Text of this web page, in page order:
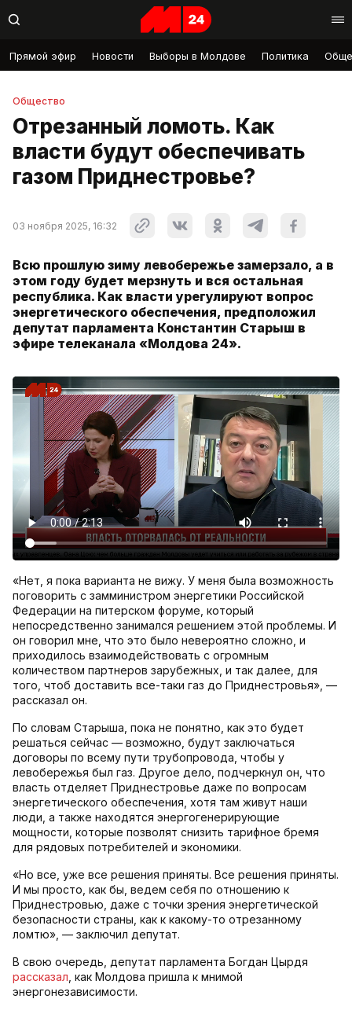
Прямой эфир Новости Выборы в Молдове Политика
Общество
Отрезанный ломоть. Как
власти будут обеспечивать
газом Приднестровье?
03 ноября 2025, 16:32
Всю прошлую зиму левобережье замерзало, а в
этом году будет мерзнуть и вся остальная
республика. Как власти урегулируют вопрос
энергетического обеспечения, предположил
депутат парламента Константин Старыш в
эфире телеканала «Молдова 24».
«Нет, я пока варианта не вижу. У меня была возможность
поговорить с замминистром энергетики Российской
Федерации на питерском форуме, который
непосредственно занимался решением этой проблемы. И
он говорил мне, что это было невероятно сложно, и
приходилось взаимодействовать с огромным
количеством партнеров зарубежных, и так далее, для
того, чтоб доставить все-таки газ до Приднестровья», —
рассказал он.
По словам Старыша, пока не понятно, как это будет
решаться сейчас — возможно, будут заключаться
договоры по всему пути трубопровода, чтобы у
левобережья был газ. Другое дело, подчеркнул он, что
власть отделяет Приднестровье даже по вопросам
энергетического обеспечения, хотя там живут наши
люди, а также находятся энергогенерирующие
мощности, которые позволят снизить тарифное бремя
для рядовых потребителей и экономики.
«Но все, уже все решения приняты. Все решения приняты.
И мы просто, как бы, ведем себя по отношению к
Приднестровью, даже с точки зрения энергетической
безопасности страны, как к какому-то отрезанному
ломтю», — заключил депутат.
В свою очередь, депутат парламента Богдан Цырдя
рассказал , как Молдова пришла к мнимой
энергонезависимости.